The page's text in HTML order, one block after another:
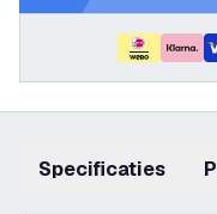
Specificaties